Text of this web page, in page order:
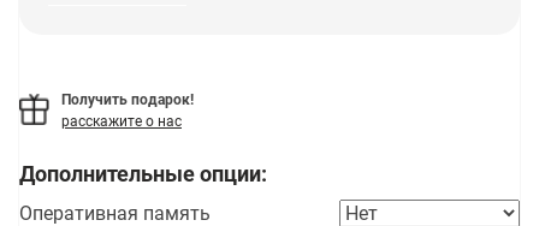
Получить подарок!
расскажите о нас
Дополнительные опции:
Оперативная память